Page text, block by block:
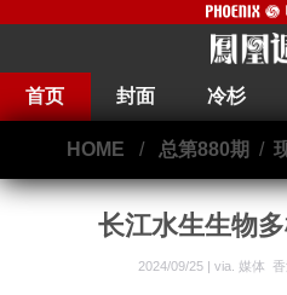
首页 封面 冷杉
HOME / 总第880期 /
长江水生生物
2024/09/25 | via. 媒体 香